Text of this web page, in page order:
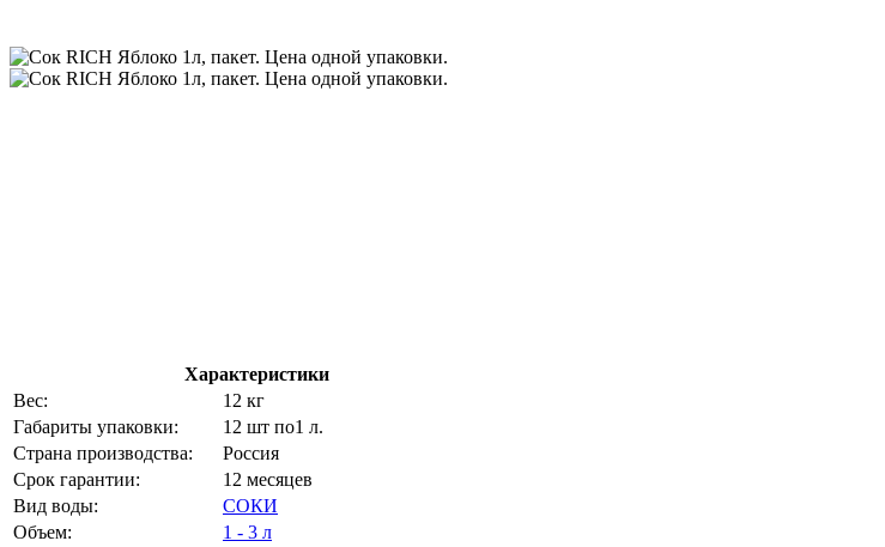
Характеристики
Вес:
12 кг
Габариты упаковки:
12 шт по1 л.
Страна производства:
Россия
Срок гарантии:
12 месяцев
Вид воды:
СОКИ
Объем:
1 - 3 л